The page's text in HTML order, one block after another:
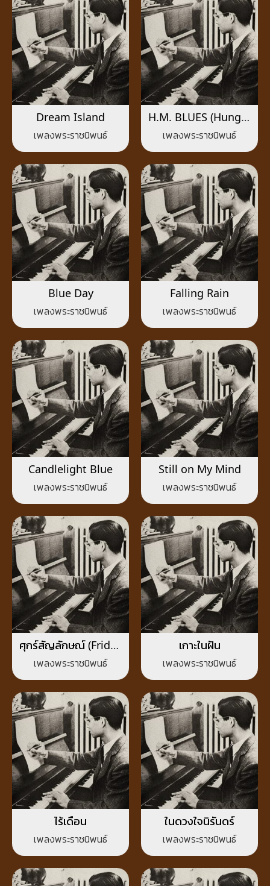
Dream Island
เพลงพระราชนิพนธ์
H.M. BLUES (Hungry
Men’s Blues)
เพลงพระราชนิพนธ์
Blue Day
เพลงพระราชนิพนธ์
Falling Rain
เพลงพระราชนิพนธ์
Candlelight Blue
เพลงพระราชนิพนธ์
Still on My Mind
เพลงพระราชนิพนธ์
ศุกร์สัญลักษณ์ (Friday
Night Rag)
เพลงพระราชนิพนธ์
เกาะในฝัน
เพลงพระราชนิพนธ์
ไร้เดือน
เพลงพระราชนิพนธ์
ในดวงใจนิรันดร์
เพลงพระราชนิพนธ์